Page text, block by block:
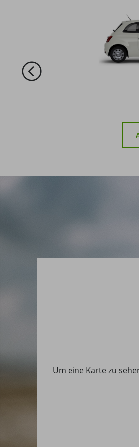
Um eine Karte zu